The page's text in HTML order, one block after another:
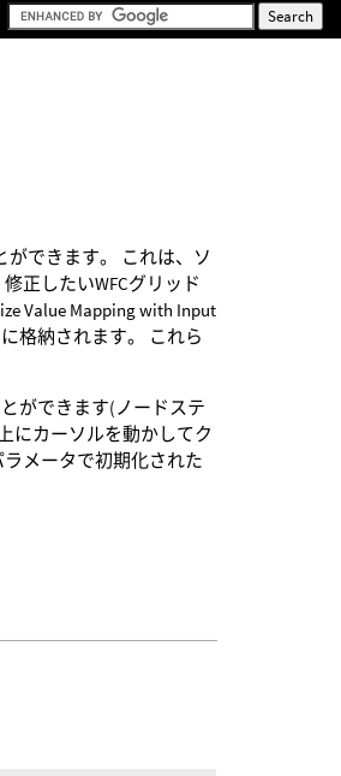
ができます。 これは、ソ
正したいWFCグリッド
Value Mapping with Input
格納されます。 これら
ができます(ノードステ
にカーソルを動かしてク
メータで初期化された